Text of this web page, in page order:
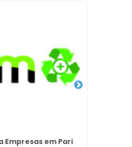
Empresas em Pari